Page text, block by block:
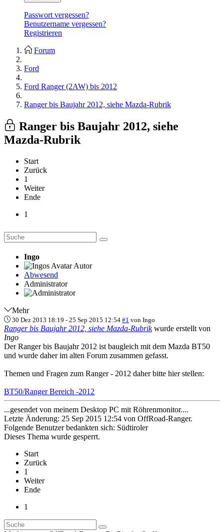
Passwort vergessen?
Benutzername vergessen?
Registrieren
Forum
Ford
Ford Ranger (2AW) bis 2012
Ranger bis Baujahr 2012, siehe Mazda-Rubrik
Ranger bis Baujahr 2012, siehe
Mazda-Rubrik
Start
Zurück
1
Weiter
Ende
1
Ingo
Autor
Abwesend
Administrator
Mehr
30 Dez 2013 18:19 - 25 Sep 2015 12:54 #1 von Ingo
Ranger bis Baujahr 2012, siehe Mazda-Rubrikwurde erstellt von
Ingo
Der Ranger bis Baujahr 2012 ist baugleich mit dem Mazda BT50
und wurde daher im alten Forum zusammen gefasst.
Themen und Fragen zum Ranger - 2012 daher bitte hier stellen:
BT50/Ranger Bereich -2012
...gesendet von meinem Desktop PC mit Röhrenmonitor....
Letzte Änderung: 25 Sep 2015 12:54 von OffRoad-Ranger.
Folgende Benutzer bedankten sich: Südtiroler
Dieses Thema wurde gesperrt.
Start
Zurück
1
Weiter
Ende
1